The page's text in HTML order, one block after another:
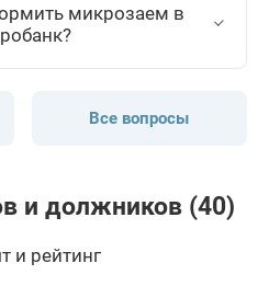
микрозаем в
Все вопросы
и должников (40)
и рейтинг